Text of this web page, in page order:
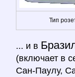
Тип
... и в
(включает в
Сан-Паулу,